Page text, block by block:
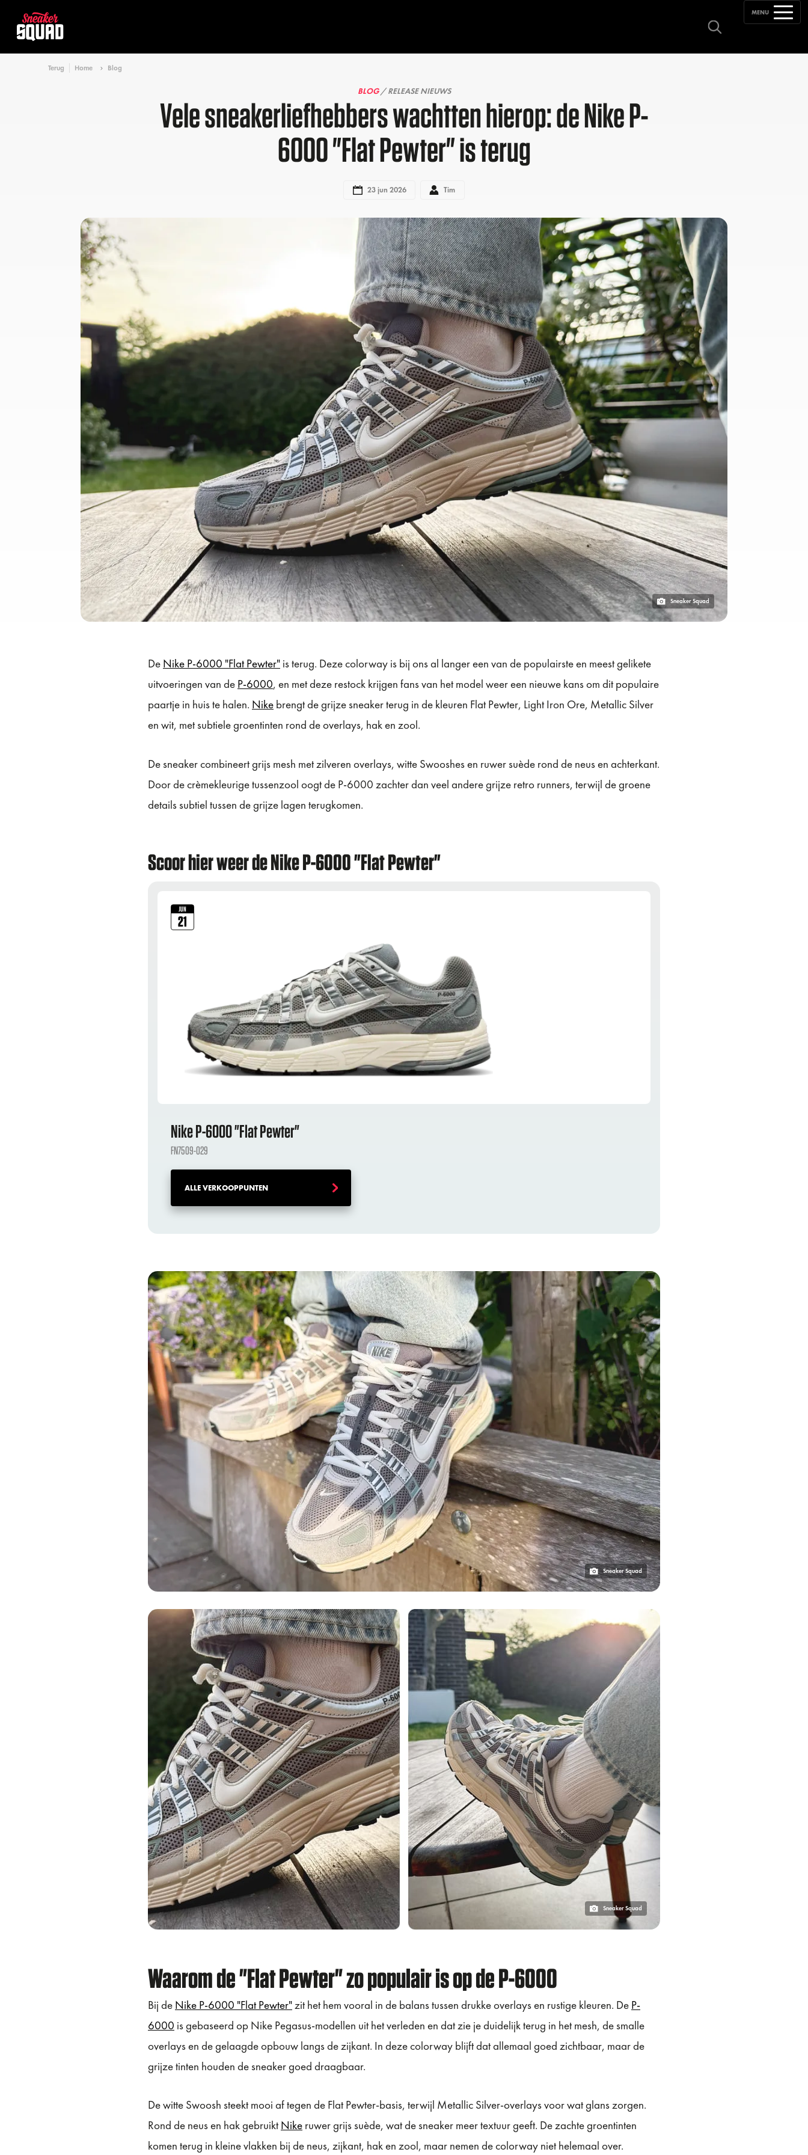
MENU
Terug Home Blog
BLOG/ RELEASE NIEUWS
Vele sneakerliefhebbers wachtten hierop: de Nike P-
6000 "Flat Pewter" is terug
23 jun 2026 Tim
Sneaker Squad
De Nike P-6000 "Flat Pewter" is terug. Deze colorway is bij ons al langer een van de populairste en meest gelikete
uitvoeringen van de P-6000, en met deze restock krijgen fans van het model weer een nieuwe kans om dit populaire
paartje in huis te halen. Nike brengt de grijze sneaker terug in de kleuren Flat Pewter, Light Iron Ore, Metallic Silver
en wit, met subtiele groentinten rond de overlays, hak en zool.
De sneaker combineert grijs mesh met zilveren overlays, witte Swooshes en ruwer suède rond de neus en achterkant.
Door de crèmekleurige tussenzool oogt de P-6000 zachter dan veel andere grijze retro runners, terwijl de groene
details subtiel tussen de grijze lagen terugkomen.
Scoor hier weer de Nike P-6000 "Flat Pewter"
JUN
21
Nike P-6000 "Flat Pewter"
FN7509-029
ALLE VERKOOPPUNTEN
Sneaker Squad
Sneaker Squad
Waarom de "Flat Pewter" zo populair is op de P-6000
Bij de Nike P-6000 "Flat Pewter"zit het hem vooral in de balans tussen drukke overlays en rustige kleuren. De P-
6000 is gebaseerd op Nike Pegasus-modellen uit het verleden en dat zie je duidelijk terug in het mesh, de smalle
overlays en de gelaagde opbouw langs de zijkant. In deze colorway blijft dat allemaal goed zichtbaar, maar de
grijze tinten houden de sneaker goed draagbaar.
De witte Swoosh steekt mooi af tegen de Flat Pewter-basis, terwijl Metallic Silver-overlays voor wat glans zorgen.
Rond de neus en hak gebruikt Nike ruwer grijs suède, wat de sneaker meer textuur geeft. De zachte groentinten
komen terug in kleine vlakken bij de neus, zijkant, hak en zool, maar nemen de colorway niet helemaal over.